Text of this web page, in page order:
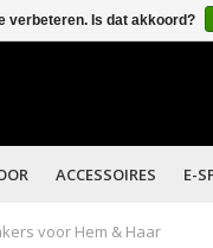
ACCESSOIRES E-
voor Hem & Haar
verbeteren. Is dat akkoord?